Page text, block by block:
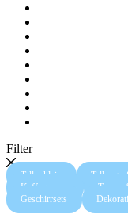
Filter
Teller klein Teller
Kaffeetassen
Tassen
Geschirrsets